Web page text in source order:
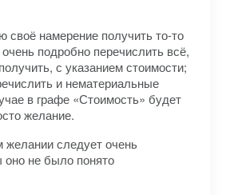
намерение получить то-то
подробно перечислить всё,
с указанием стоимости;
и нематериальные
в графе «Стоимость» будет
желание.
желании следует очень
оно не было понято